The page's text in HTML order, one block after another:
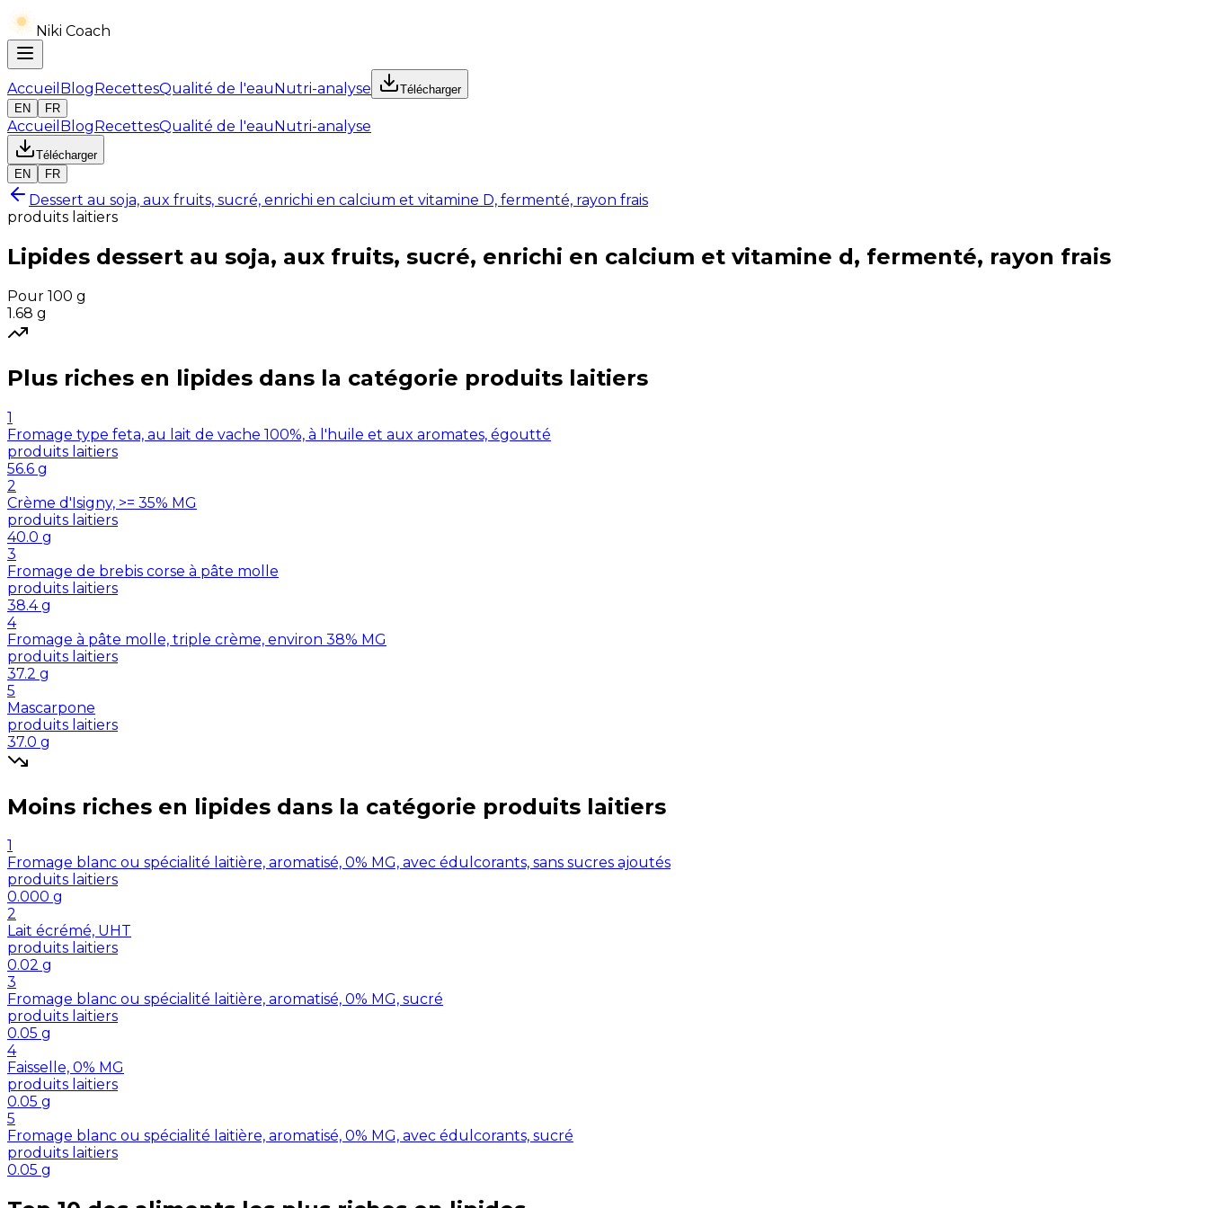
Niki Coach
Accueil BlogRecettesQualité de l'eauNutri-analyse
Télécharger
EN
FR
Accueil BlogRecettesQualité de l'eauNutri-analyse
Télécharger
EN
FR
Dessert au soja, aux fruits, sucré, enrichi en calcium et vitamine D, fermenté, rayon frais
produits laitiers
Lipides dessert au soja, aux fruits, sucré, enrichi en calcium et vitamine d, fermenté, rayon frais
Pour 100 g
1.68 g
Plus riches en lipides dans la catégorie produits laitiers
1
Fromage type feta, au lait de vache 100%, à l'huile et aux aromates, égoutté
produits laitiers
56.6 g
2
Crème d'Isigny, >= 35% MG
produits laitiers
40.0 g
3
Fromage de brebis corse à pâte molle
produits laitiers
38.4 g
4
Fromage à pâte molle, triple crème, environ 38% MG
produits laitiers
37.2 g
5
Mascarpone
produits laitiers
37.0 g
Moins riches en lipides dans la catégorie produits laitiers
1
Fromage blanc ou spécialité laitière, aromatisé, 0% MG, avec édulcorants, sans sucres ajoutés
produits laitiers
0.000 g
2
Lait écrémé, UHT
produits laitiers
0.02 g
3
Fromage blanc ou spécialité laitière, aromatisé, 0% MG, sucré
produits laitiers
0.05 g
4
Faisselle, 0% MG
produits laitiers
0.05 g
5
Fromage blanc ou spécialité laitière, aromatisé, 0% MG, avec édulcorants, sucré
produits laitiers
0.05 g